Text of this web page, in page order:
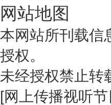
网站地图
本网站所刊载信
授权。
未经授权禁止转
[网上传播视听